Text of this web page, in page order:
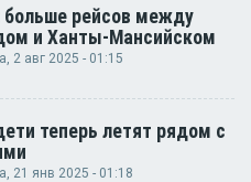
больше рейсов между
и Ханты-Мансийском
, 2 авг 2025 - 01:15
теперь летят рядом с
, 21 янв 2025 - 01:18